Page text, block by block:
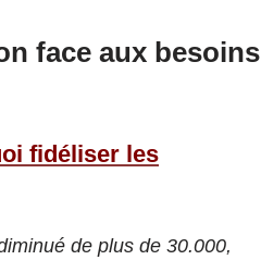
face aux besoins
fidéliser les
de plus de 30.000,